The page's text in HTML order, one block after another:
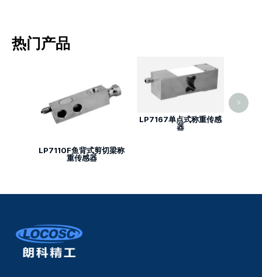
热门产品
LP7110F鱼背式剪切梁称
重传感器
LP7167单点式称重传感
器
>